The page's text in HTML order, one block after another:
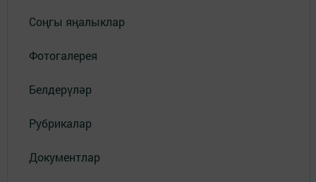
Соңгы яңалыклар
Фотогалерея
Белдерүләр
Рубрикалар
Документлар